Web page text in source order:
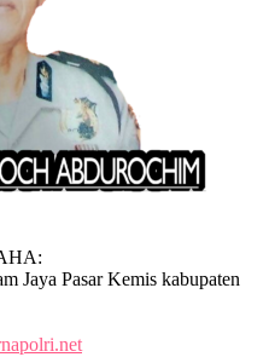
Jaya Pasar Kemis kabupaten